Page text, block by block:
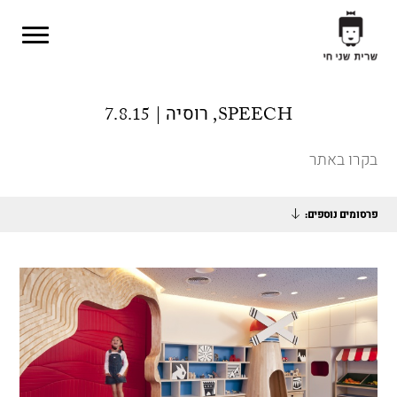
SPEECH, רוסיה | 7.8.15
בקרו באתר
פרסומים נוספים: